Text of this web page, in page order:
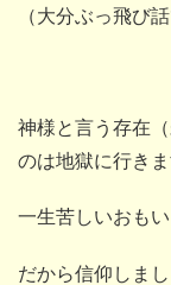
（大分ぶっ飛び
神様と言う存在
のは地獄に行き
一生苦しいおも
だから信仰しま